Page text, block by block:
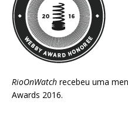
RioOnWatch recebeu uma
Awards 2016.